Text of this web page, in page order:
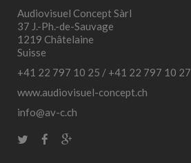
Audiovisuel Concept Sàrl
37 J.-Ph.-de-Sauvage
1219 Châtelaine
Suisse
+41 22 797 10 25 / +41 22 797 10 27
www.audiovisuel-concept.ch
info@av-c.ch